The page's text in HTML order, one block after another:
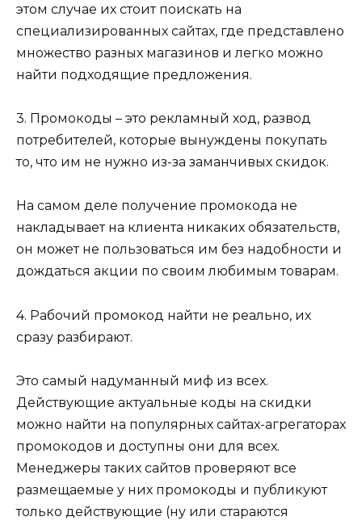
этом случае их стоит поискать на
специализированных сайтах, где представлено
множество разных магазинов и легко можно
найти подходящие предложения.
3. Промокоды – это рекламный ход, развод
потребителей, которые вынуждены покупать
то, что им не нужно из-за заманчивых скидок.
На самом деле получение промокода не
накладывает на клиента никаких обязательств,
он может не пользоваться им без надобности и
дождаться акции по своим любимым товарам.
4. Рабочий промокод найти не реально, их
сразу разбирают.
Это самый надуманный миф из всех.
Действующие актуальные коды на скидки
можно найти на популярных сайтах-агрегаторах
промокодов и доступны они для всех.
Менеджеры таких сайтов проверяют все
размещаемые у них промокоды и публикуют
только действующие (ну или стараются